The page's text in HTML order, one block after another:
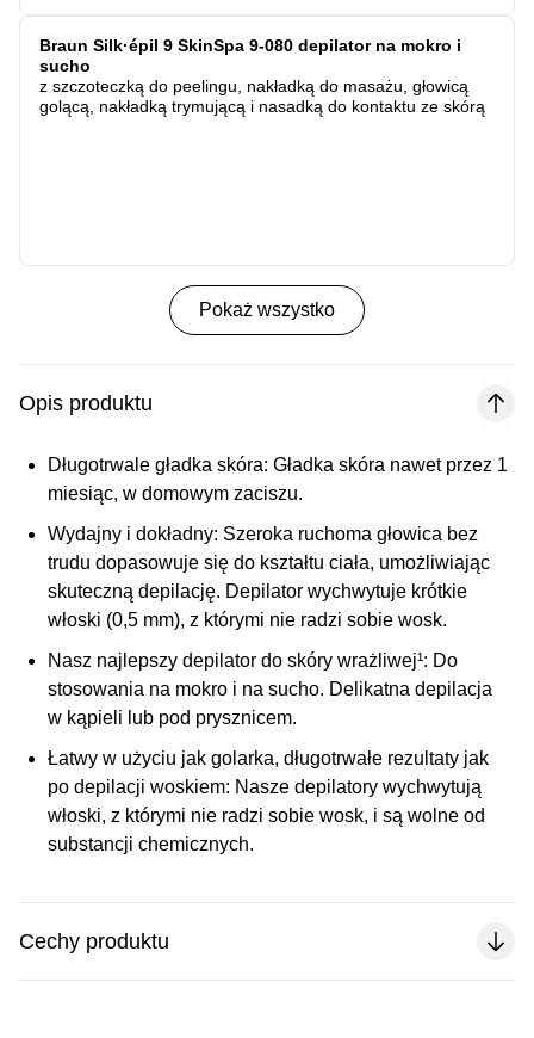
Braun Silk·épil 9 SkinSpa 9-080 depilator na mokro i
sucho
z szczoteczką do peelingu, nakładką do masażu, głowicą
golącą, nakładką trymującą i nasadką do kontaktu ze skórą
Pokaż wszystko
Opis produktu
Długotrwale gładka skóra: Gładka skóra nawet przez 1
miesiąc, w domowym zaciszu.
Wydajny i dokładny: Szeroka ruchoma głowica bez
trudu dopasowuje się do kształtu ciała, umożliwiając
skuteczną depilację. Depilator wychwytuje krótkie
włoski (0,5 mm), z którymi nie radzi sobie wosk.
Nasz najlepszy depilator do skóry wrażliwej¹: Do
stosowania na mokro i na sucho. Delikatna depilacja
w kąpieli lub pod prysznicem.
Łatwy w użyciu jak golarka, długotrwałe rezultaty jak
po depilacji woskiem: Nasze depilatory wychwytują
włoski, z którymi nie radzi sobie wosk, i są wolne od
substancji chemicznych.
Cechy produktu